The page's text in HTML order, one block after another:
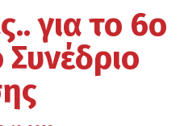
για το 6ο